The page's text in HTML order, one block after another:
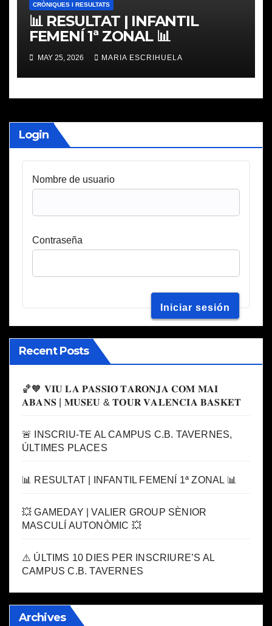
CRÒNIQUES I RESULTATS
📊 RESULTAT | INFANTIL
FEMENÍ 1ª ZONAL 📊
MAY 25, 2026 MARIA ESCRIHUELA
Login
Nombre de usuario
Contraseña
Recent Posts
🏀🧡 𝐕𝐈𝐔 𝐋𝐀 𝐏𝐀𝐒𝐒𝐈𝐎́ 𝐓𝐀𝐑𝐎𝐍𝐉𝐀 𝐂𝐎𝐌 𝐌𝐀𝐈
𝐀𝐁𝐀𝐍𝐒 | 𝐌𝐔𝐒𝐄𝐔 & 𝐓𝐎𝐔𝐑 𝐕𝐀𝐋𝐄𝐍𝐂𝐈𝐀 𝐁𝐀𝐒𝐊𝐄𝐓
🚨 INSCRIU-TE AL CAMPUS C.B. TAVERNES,
ÚLTIMES PLACES
📊 RESULTAT | INFANTIL FEMENÍ 1ª ZONAL 📊
💥 GAMEDAY | VALIER GROUP SÈNIOR
MASCULÍ AUTONÒMIC 💥
⚠️ ÚLTIMS 10 DIES PER INSCRIURE’S AL
CAMPUS C.B. TAVERNES
Archives